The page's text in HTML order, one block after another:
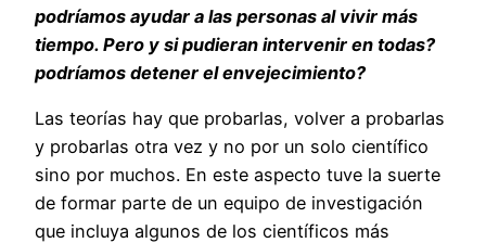
podríamos ayudar a las personas al vivir más
tiempo. Pero y si pudieran intervenir en todas?
podríamos detener el envejecimiento?
Las teorías hay que probarlas, volver a probarlas
y probarlas otra vez y no por un solo científico
sino por muchos. En este aspecto tuve la suerte
de formar parte de un equipo de investigación
que incluya algunos de los científicos más